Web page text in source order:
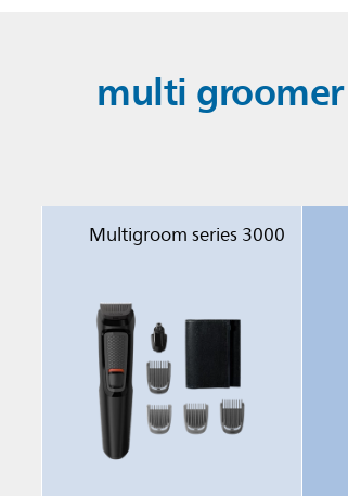
مقارنة أداة multi groomer MG5730 مع أدوات multi groomer
Multigroom series 3000